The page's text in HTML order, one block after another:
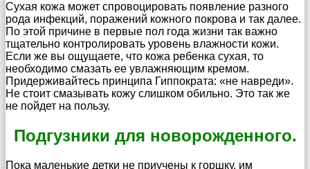
Сухая кожа может спровоцировать появление разного
рода инфекций, поражений кожного покрова и так далее.
По этой причине в первые пол года жизни так важно
тщательно контролировать уровень влажности кожи.
Если же вы ощущаете, что кожа ребенка сухая, то
необходимо смазать ее увлажняющим кремом.
Придерживайтесь принципа Гиппократа: «не навреди».
Не стоит смазывать кожу слишком обильно. Это так же
не пойдет на пользу.
Подгузники для новорожденного.
Пока маленькие детки не приучены к горшку, им